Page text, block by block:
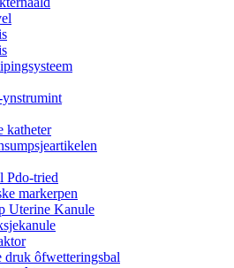
katheter
Pdo-tried
markerpen
Uterine Kanule
druk ôfwetteringsbal